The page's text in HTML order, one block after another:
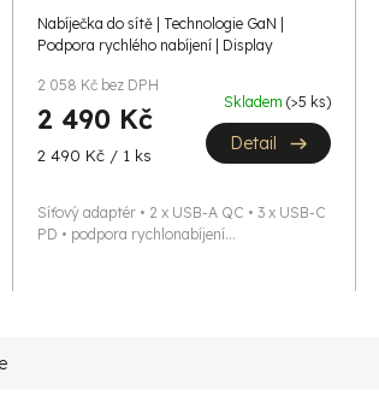
Nabíječka do sítě | Technologie GaN |
Podpora rychlého nabíjení | Display
2 058 Kč bez DPH
2 490 Kč
Měrná
2 490 Kč / 1 ks
Skladem (>5 ks)
Detail
Síťový adaptér • 2 x USB-A QC • 3 x USB-C
PD • podpora rychlonabíjení...